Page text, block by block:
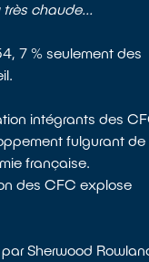
chaude...
7 % seulement des
intégrants des
fulgurant de
française.
des CFC explose
Sherwood